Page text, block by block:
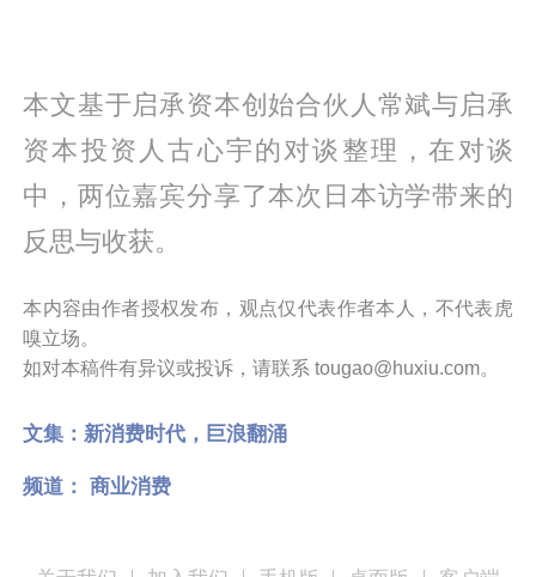
本文基于启承资本创始合伙人常斌与启承
资本投资人古心宇的对谈整理，在对谈
中，两位嘉宾分享了本次日本访学带来的
反思与收获。
本内容由作者授权发布，观点仅代表作者本人，不代表虎
嗅立场。
如对本稿件有异议或投诉，请联系 tougao@huxiu.com。
文集：新消费时代，巨浪翻涌
频道： 商业消费